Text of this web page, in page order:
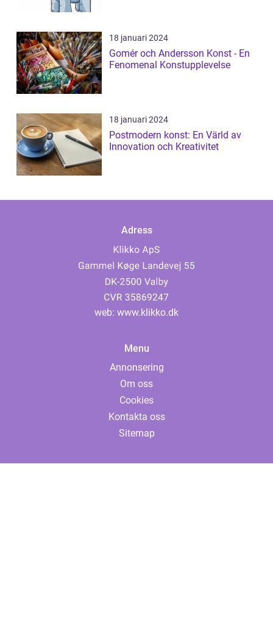
18 januari 2024
Gomér och Andersson Konst - En
Fenomenal Konstupplevelse
18 januari 2024
Postmodern konst: En Värld av
Innovation och Kreativitet
Adress
web: www.klikko.dk
Menu
Annonsering
Om oss
Cookies
Kontakta oss
Sitemap